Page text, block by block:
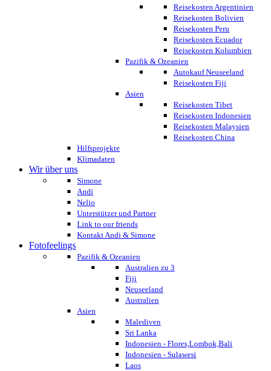
Reisekosten Argentinien
Reisekosten Bolivien
Reisekosten Peru
Reisekosten Ecuador
Reisekosten Kolumbien
Pazifik & Ozeanien
Autokauf Neuseeland
Reisekosten Fiji
Asien
Reisekosten Tibet
Reisekosten Indonesien
Reisekosten Malaysien
Reisekosten China
Hilfsprojekte
Klimadaten
Wir über uns
Simone
Andi
Nelio
Unterstützer und Partner
Link to our friends
Kontakt Andi & Simone
Fotofeelings
Pazifik & Ozeanien
Australien zu 3
Fiji
Neuseeland
Australien
Asien
Malediven
Sri Lanka
Indonesien - Flores,Lombok,Bali
Indonesien - Sulawesi
Laos